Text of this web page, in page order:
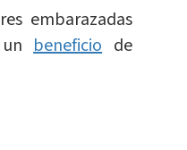
embarazadas
unbeneficio de